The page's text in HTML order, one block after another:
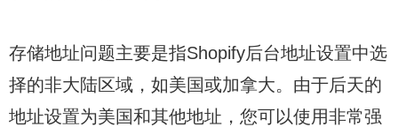
存储地址问题主要是指Shopify后台地址设置中选
择的非大陆区域，如美国或加拿大。由于后天的
地址设置为美国和其他地址，您可以使用非常强